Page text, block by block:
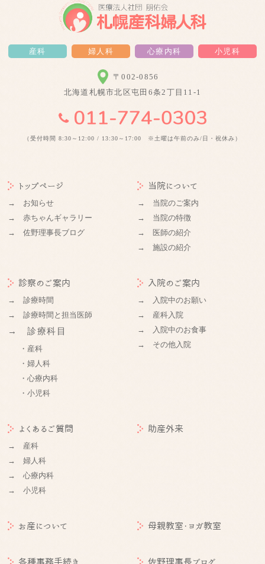
産科 婦人科 心療内科 小児科
〒002-0856
北海道札幌市北区屯田6条2丁目11-1
（受付時間 8:30～12:00 / 13:30～17:00 ※土曜は午前のみ/日・祝休み）
トップページ
→ お知らせ
→ 赤ちゃんギャラリー
→ 佐野理事長ブログ
当院について
→ 当院のご案内
→ 当院の特徴
→ 医師の紹介
→ 施設の紹介
診察のご案内
→ 診療時間
→ 診療時間と担当医師
→ 診療科目
・産科
・婦人科
・心療内科
・小児科
入院のご案内
→ 入院中のお願い
→ 産科入院
→ 入院中のお食事
→ その他入院
よくあるご質問
→ 産科
→ 婦人科
→ 心療内科
→ 小児科
助産外来
お産について 母親教室・ヨガ教室
各種事務手続き 佐野理事長ブログ